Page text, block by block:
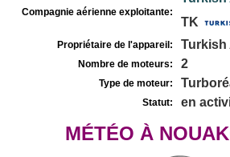
Compagnie aérienne exploitante:
TK
Propriétaire de l'appareil: Turkish
Nombre de moteurs: 2
Type de moteur:
Statut: en
MÉTÉO À